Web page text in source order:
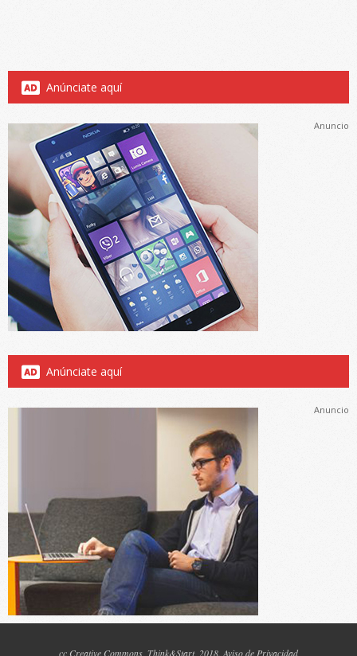
Anúnciate aquí
Anuncio
Anúnciate aquí
Anuncio
cc Creative Commons , Think&Start, 2018. Aviso de Privacidad